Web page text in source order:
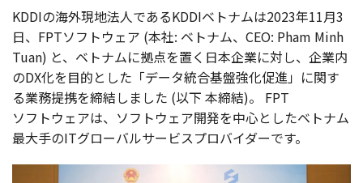
KDDIの海外現地法人であるKDDIベトナムは2023年11月3
日、FPTソフトウェア (本社: ベトナム、CEO: Pham Minh
Tuan) と、 ベトナムに拠点を置く 日本企業に対し、 企業内
のDX化を目的とした「データ統合基盤強化促進」に関す
る業務提携を締結しました (以下 本締結)。
FPT
ソフトウェアは、 ソフトウェア開発を中心としたベトナム
最大手のITグローバルサービスプロバイダーです。